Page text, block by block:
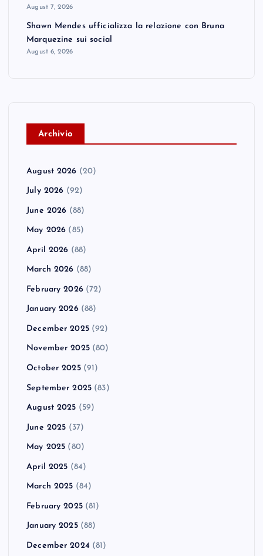
August 7, 2026
Shawn Mendes ufficializza la relazione con Bruna
Marquezine sui social
August 6, 2026
Archivio
August 2026 (20)
July 2026 (92)
June 2026 (88)
May 2026 (85)
April 2026 (88)
March 2026 (88)
February 2026(72)
January 2026(88)
December 2025(92)
November 2025(80)
October 2025(91)
September 2025 (83)
August 2025 (59)
June 2025 (37)
May 2025 (80)
April 2025 (84)
March 2025 (84)
February 2025(81)
January 2025(88)
December 2024 (81)